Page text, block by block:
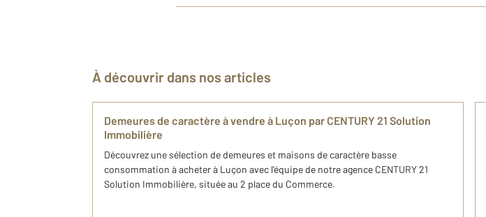
À découvrir dans nos articles
Demeures de caractère à vendre à Luçon par CENTURY 21 Solution
Immobilière
Découvrez une sélection de demeures et maisons de caractère basse
consommation à acheter à Luçon avec l'équipe de notre agence CENTURY 21
Solution Immobilière, située au 2 place du Commerce.